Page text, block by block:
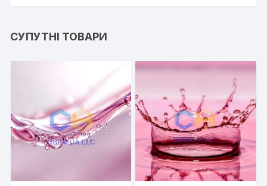
СУПУТНІ ТОВАРИ